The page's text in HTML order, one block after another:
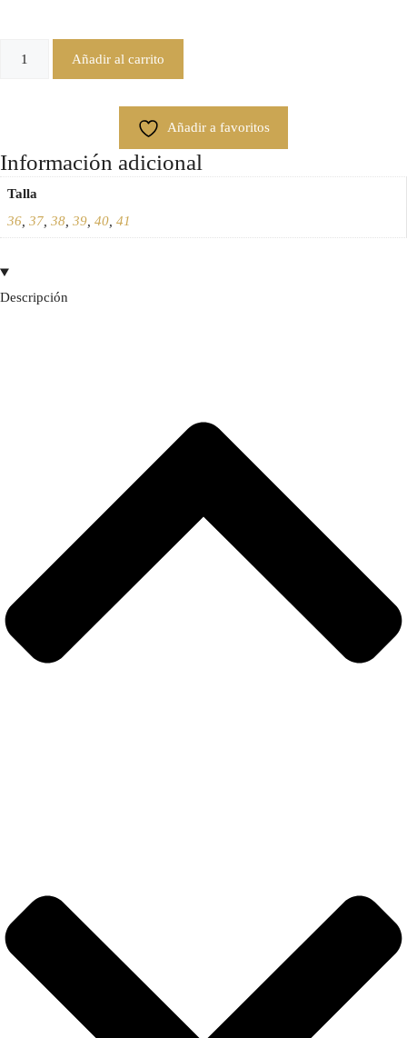
Añadir al carrito
Añadir a favoritos
Información adicional
Talla
36, 37, 38, 39, 40, 41
Descripción